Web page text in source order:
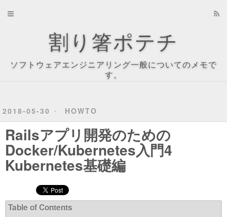
割り箸ポテチ
ソフトウェアエンジニアリング一般についてのメモで
す。
2018-05-30 HOWTO
Railsアプリ開発のための
Docker/Kubernetes入門4
Kubernetes基礎編
Table of Contents
Home
About
Tag Cloud
Tags
Categories